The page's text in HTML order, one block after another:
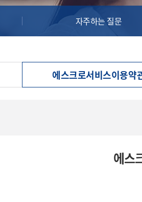
부가서비스 진행현황 조회
사업자등록
자주하는 질문
에스크로서비스이용약
에스